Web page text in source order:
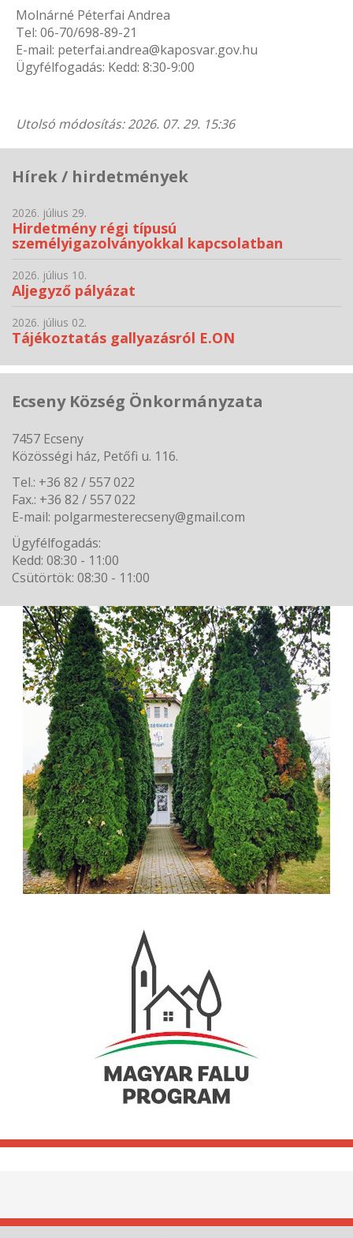
Molnárné Péterfai Andrea
Tel: 06-70/698-89-21
E-mail: peterfai.andrea@kaposvar.gov.hu
Ügyfélfogadás: Kedd: 8:30-9:00
Utolsó módosítás: 2026. 07. 29. 15:36
Hírek / hirdetmények
2026. július 29.
Hirdetmény régi típusú
személyigazolványokkal kapcsolatban
2026. július 10.
Aljegyző pályázat
2026. július 02.
Tájékoztatás gallyazásról E.ON
Ecseny Község Önkormányzata
7457 Ecseny
Közösségi ház, Petőfi u. 116.
Tel.: +36 82 / 557 022
Fax.: +36 82 / 557 022
E-mail: polgarmesterecseny@gmail.com
Ügyfélfogadás:
Kedd: 08:30 - 11:00
Csütörtök: 08:30 - 11:00